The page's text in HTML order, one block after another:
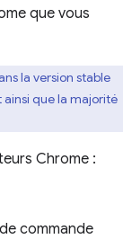
que vous
la version stable
que la majorité
Chrome :
commande